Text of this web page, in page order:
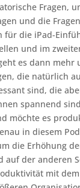
Fragen,
und die
für die iPad-
und im
es dann mehr
die natürlich
sind, die
spannend
möchte es
in diesem
die Erhöhung
auf der anderen
mit